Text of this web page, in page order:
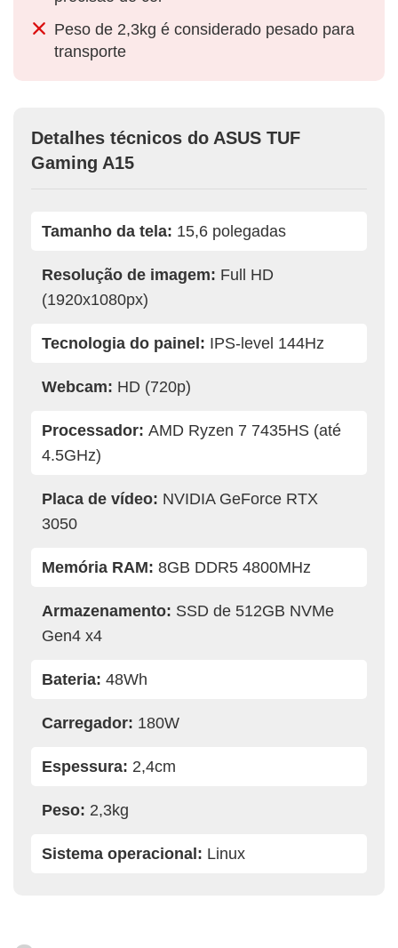
Peso de 2,3kg é considerado pesado para
transporte
Detalhes técnicos do ASUS TUF
Gaming A15
Tamanho da tela: 15,6 polegadas
Resolução de imagem: Full HD
(1920x1080px)
Tecnologia do painel: IPS-level 144Hz
Webcam: HD (720p)
Processador: AMD Ryzen 7 7435HS (até
4.5GHz)
Placa de vídeo: NVIDIA GeForce RTX
3050
Memória RAM: 8GB DDR5 4800MHz
Armazenamento: SSD de 512GB NVMe
Gen4 x4
Bateria: 48Wh
Carregador: 180W
Espessura: 2,4cm
Peso: 2,3kg
Sistema operacional: Linux